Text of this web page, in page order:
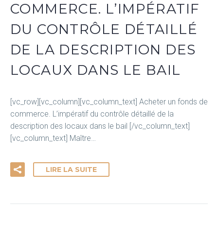
COMMERCE. L’IMPÉRATIF
DU CONTRÔLE DÉTAILLÉ
DE LA DESCRIPTION DES
LOCAUX DANS LE BAIL
[vc_row][vc_column][vc_column_text] Acheter un fonds de
commerce. L’impératif du contrôle détaillé de la
description des locaux dans le bail [/vc_column_text]
[vc_column_text] Maître…
LIRE LA SUITE